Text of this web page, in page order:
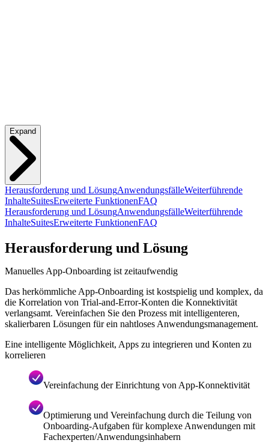
Expand
Herausforderung und LösungAnwendungsfälleWeiterführende
InhalteSuitesErweiterte FunktionenFAQ
Herausforderung und LösungAnwendungsfälleWeiterführende
InhalteSuitesErweiterte FunktionenFAQ
Herausforderung und Lösung
Manuelles App-Onboarding ist zeitaufwendig
Das herkömmliche App-Onboarding ist kostspielig und komplex, da
die Korrelation von Trial-and-Error-Konten die Konnektivität
verlangsamt. Vereinfachen Sie den Prozess mit intelligenteren,
skalierbaren Lösungen für ein nahtloses Anwendungsmanagement.
Eine intelligente Möglichkeit, Apps zu integrieren und Konten zu
korrelieren
Vereinfachung der Einrichtung von App-Konnektivität
Optimierung und Vereinfachung durch die Teilung von
Onboarding-Aufgaben für komplexe Anwendungen mit
Fachexperten/Anwendungsinhabern